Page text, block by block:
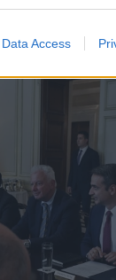
Data Access